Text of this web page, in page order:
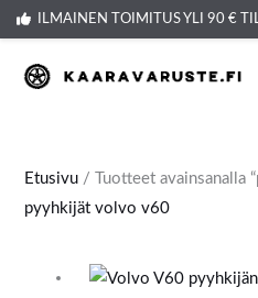
ILMAINEN TOIMITUS YLI 90 €
Siirry
sisältöön
Etusivu / Tuotteet avainsanalla
pyyhkijät volvo v60
Products
search